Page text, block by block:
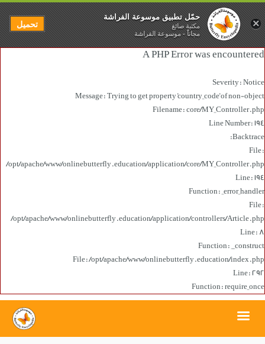
A PHP Error was encountered
Severity: Notice
Message: Trying to get property 'country_code' of non-object
Filename: core/MY_Controller.php
Line Number: 194
Backtrace:
File:
/opt/apache/www/onlinebutterfly.education/application/core/MY_Controller.php
Line: 194
Function: _error_handler
File:
/opt/apache/www/onlinebutterfly.education/application/controllers/Article.php
Line: 8
Function: __construct
File: /opt/apache/www/onlinebutterfly.education/index.php
Line: 292
Function: require_once
×
حمّل تطبيق موسوعة الفراشة
مكتبة صائغ
مجاناً - موسوعة الفراشة
تحميل